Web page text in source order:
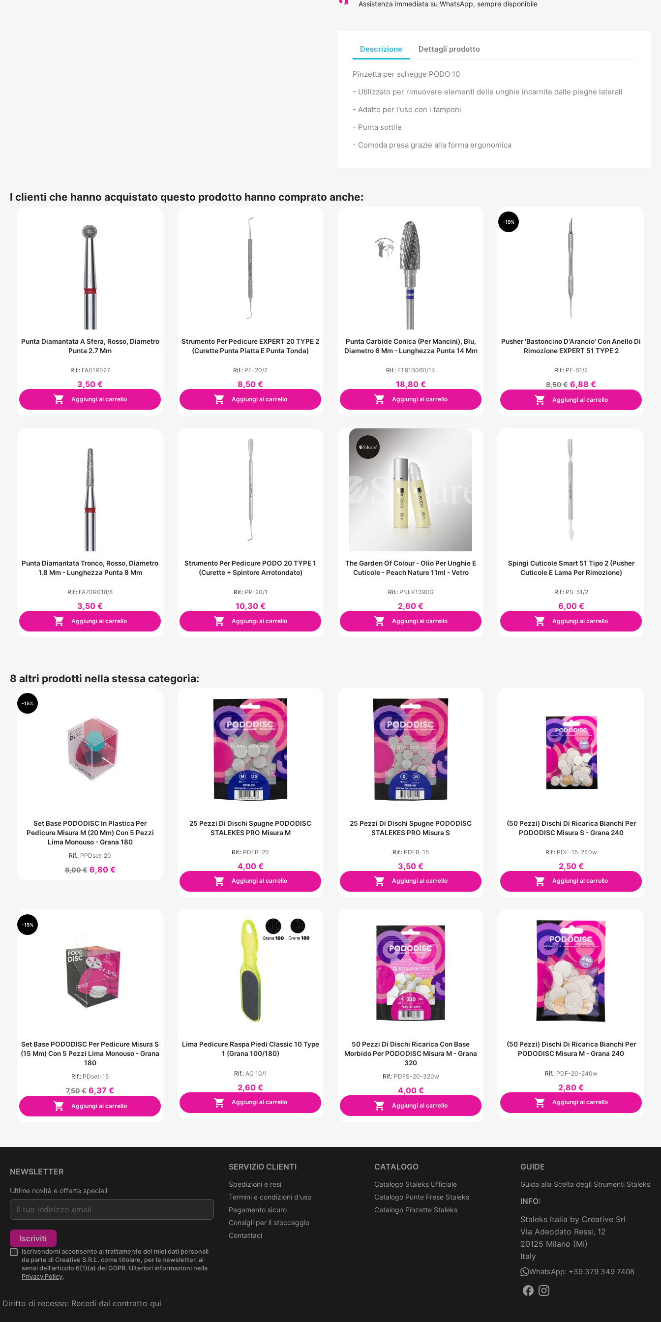
Assistenza immediata su WhatsApp, sempre disponibile
Descrizione Dettagli prodotto
Pinzetta per schegge PODO 10
- Utilizzato per rimuovere elementi delle unghie incarnite dalle pieghe laterali
- Adatto per l'uso con i tamponi
- Punta sottile
- Comoda presa grazie alla forma ergonomica
I clienti che hanno acquistato questo prodotto hanno comprato anche:
Punta Diamantata A Sfera, Rosso, Diametro
Punta 2.7 Mm
Rif.: FA01R027
3,50 €
 Aggiungi al carrello
Strumento Per Pedicure EXPERT 20 TYPE 2
(curette Punta Piatta E Punta Tonda)
Rif.: PE-20/2
8,50 €
 Aggiungi al carrello
Punta Carbide Conica (per Mancini), Blu,
Diametro 6 Mm - Lunghezza Punta 14 Mm
Rif.: FT91B060/14
18,80 €
 Aggiungi al carrello
Pusher 'Bastoncino D'Arancio' Con Anello Di
Rimozione EXPERT 51 TYPE 2
Rif.: PE-51/2
8,50 € 6,88 €
 Aggiungi al carrello
-19%
Punta Diamantata Tronco, Rosso, Diametro
1.8 Mm - Lunghezza Punta 8 Mm
Rif.: FA70R018/8
3,50 €
 Aggiungi al carrello
Strumento Per Pedicure PODO 20 TYPE 1
(curette + Spintore Arrotondato)
Rif.: PP-20/1
10,30 €
 Aggiungi al carrello
The Garden Of Colour - Olio Per Unghie E
Cuticole - Peach Nature 11ml - Vetro
Rif.: PNLK1390G
2,60 €
 Aggiungi al carrello
Spingi Cuticole Smart 51 Tipo 2 (Pusher
Cuticole E Lama Per Rimozione)
Rif.: PS-51/2
6,00 €
 Aggiungi al carrello
8 altri prodotti nella stessa categoria:
Set Base PODODISC In Plastica Per
Pedicure Misura M (20 Mm) Con 5 Pezzi
Lima Monouso - Grana 180
Rif.: PPDset-20
8,00 € 6,80 €
-15%
25 Pezzi Di Dischi Spugne PODODISC
STALEKES PRO Misura M
Rif.: PDFB-20
4,00 €
 Aggiungi al carrello
25 Pezzi Di Dischi Spugne PODODISC
STALEKES PRO Misura S
Rif.: PDFB-15
3,50 €
 Aggiungi al carrello
(50 Pezzi) Dischi Di Ricarica Bianchi Per
PODODISC Misura S - Grana 240
Rif.: PDF-15-240w
2,50 €
 Aggiungi al carrello
Set Base PODODISC Per Pedicure Misura S
(15 Mm) Con 5 Pezzi Lima Monouso - Grana
180
Rif.: PDset-15
7,50 € 6,37 €
 Aggiungi al carrello
-15%
Lima Pedicure Raspa Piedi Classic 10 Type
1 (grana 100/180)
Rif.: AC 10/1
2,60 €
 Aggiungi al carrello
50 Pezzi Di Dischi Ricarica Con Base
Morbido Per PODODISC Misura M - Grana
320
Rif.: PDFS-20-320w
4,00 €
 Aggiungi al carrello
(50 Pezzi) Dischi Di Ricarica Bianchi Per
PODODISC Misura M - Grana 240
Rif.: PDF-20-240w
2,80 €
 Aggiungi al carrello
NEWSLETTER
Ultime novità e offerte speciali
Iscriviti
Iscrivendomi acconsento al trattamento dei miei dati personali
da parte di Creative S.R.L. come titolare, per la newsletter, ai
sensi dell'articolo 6(1)(a) del GDPR. Ulteriori informazioni nella
Privacy Policy.
SERVIZIO CLIENTI
Spedizioni e resi
Termini e condizioni d'uso
Pagamento sicuro
Consigli per il stoccaggio
Contattaci
CATALOGO
Catalogo Staleks Ufficiale
Catalogo Punte Frese Staleks
Catalogo Pinzette Staleks
GUIDE
Guida alla Scelta degli Strumenti Staleks
INFO:
Staleks Italia by Creative Srl
Via Adeodato Ressi, 12
20125 Milano (MI)
Italy
WhatsApp: +39 379 349 7408
Diritto di recesso: Recedi dal contratto qui